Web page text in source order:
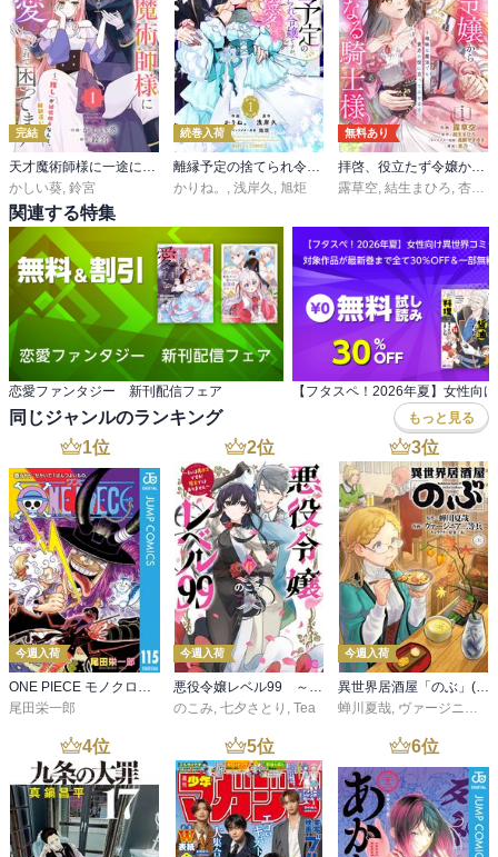
完結
かしい葵 鈴宮
続巻入荷
かりね。
浅岸久 旭炬
無料あり
露草空 結生まひろ 杏乃
関連する特集
恋愛ファンタジー 新刊配信フェア
同じジャンルのランキング もっと見る
1位
今週入荷
ONE PIECE モノクロ版 115
尾田栄一郎
2位
今週入荷
悪役令嬢レベル99 ～私は裏ボスですが魔王ではありません～ その６
のこみ, 七夕さとり , Tea
3位
今週入荷
異世界居酒屋「のぶ」(22)
蝉川夏哉, ヴァージニア二等兵
4位 5位 6位